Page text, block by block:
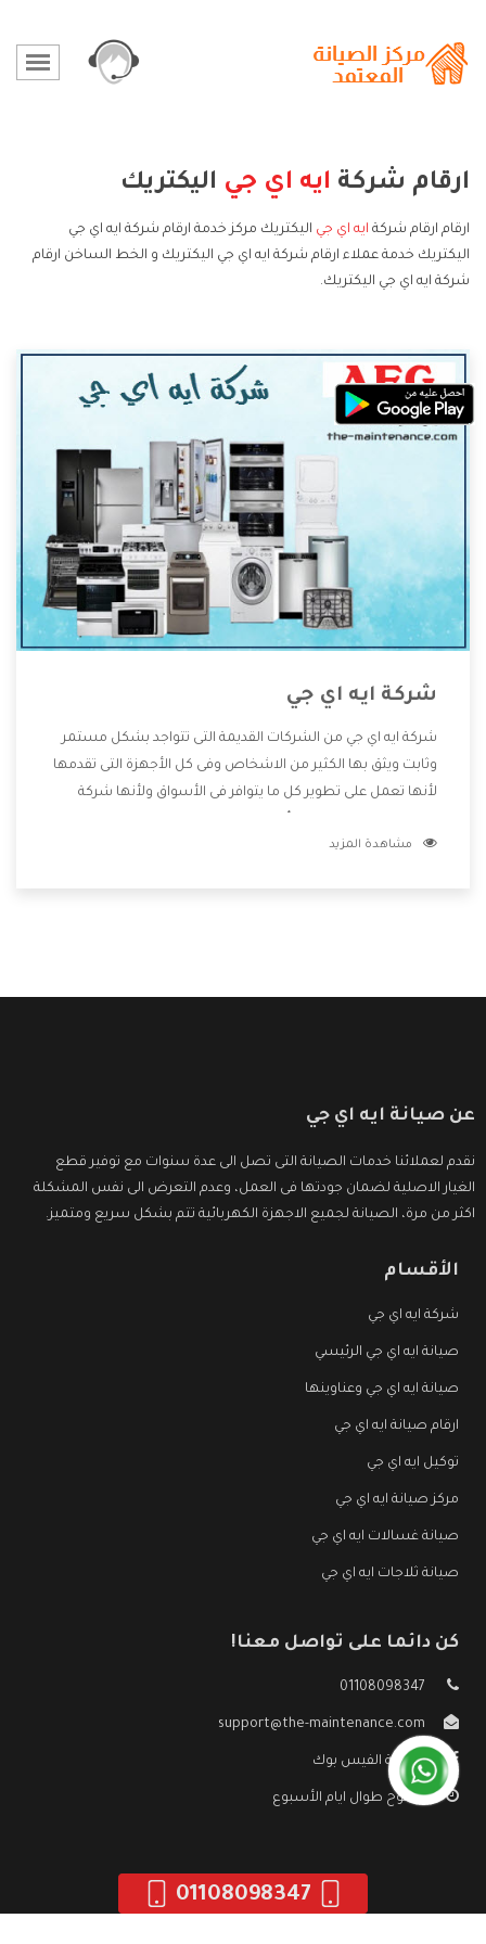
ارقام شركة ايه اي جي اليكتريك
ارقام ارقام شركة ايه اي جي اليكتريك مركز خدمة ارقام شركة ايه اي جي
اليكتريك خدمة عملاء ارقام شركة ايه اي جي اليكتريك و الخط الساخن ارقام
شركة ايه اي جي اليكتريك.
شركة ايه اي جي
شركة ايه اي جي من الشركات القديمة التى تتواجد بشكل مستمر
وثابت ويثق بها الكثير من الاشخاص وفى كل الأجهزة التى تقدمها
لأنها تعمل على تطوير كل ما يتوافر فى الأسواق ولأنها شركة
وتقدم للعملاء أقوى العروض والخصومات التى تسهل على
مشاهدة المزيد
عن صيانة ايه اي جي
نقدم لعملائنا خدمات الصيانة التى تصل الى عدة سنوات مع توفير قطع
الغيار الاصلية لضمان جودتها فى العمل، وعدم التعرض الى نفس المشكلة
اكثر من مرة، الصيانة لجميع الاجهزة الكهربائية تتم بشكل سريع ومتميز.
الأقسام
شركة ايه اي جي
صيانة ايه اي جي الرئيسي
صيانة ايه اي جي وعناوينها
ارقام صيانة ايه اي جي
توكيل ايه اي جي
مركز صيانة ايه اي جي
صيانة غسالات ايه اي جي
صيانة ثلاجات ايه اي جي
كن دائما على تواصل معنا!
01108098347
support@the-maintenance.com
صفحة الفيس بوك
مفتوح طوال ايام الأسبوع
01108098347